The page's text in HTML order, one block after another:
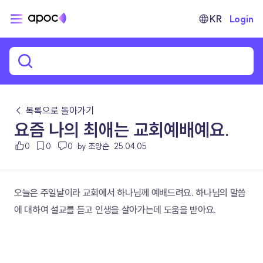
KR Login
← 목록으로 돌아가기
요즘 나의 최애는 교회예배예요.
0 0 0 by 조양순 25.04.05
오늘은 주일날이라 교회에서 하나님께 예배드려요. 하나님의 말씀
에 대하여 설교를 듣고 인생을 살아가는데 도움을 받아요.